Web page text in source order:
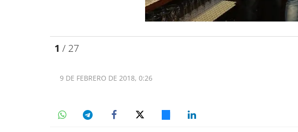
1 / 27
9 DE FEBRERO DE 2018, 0:26